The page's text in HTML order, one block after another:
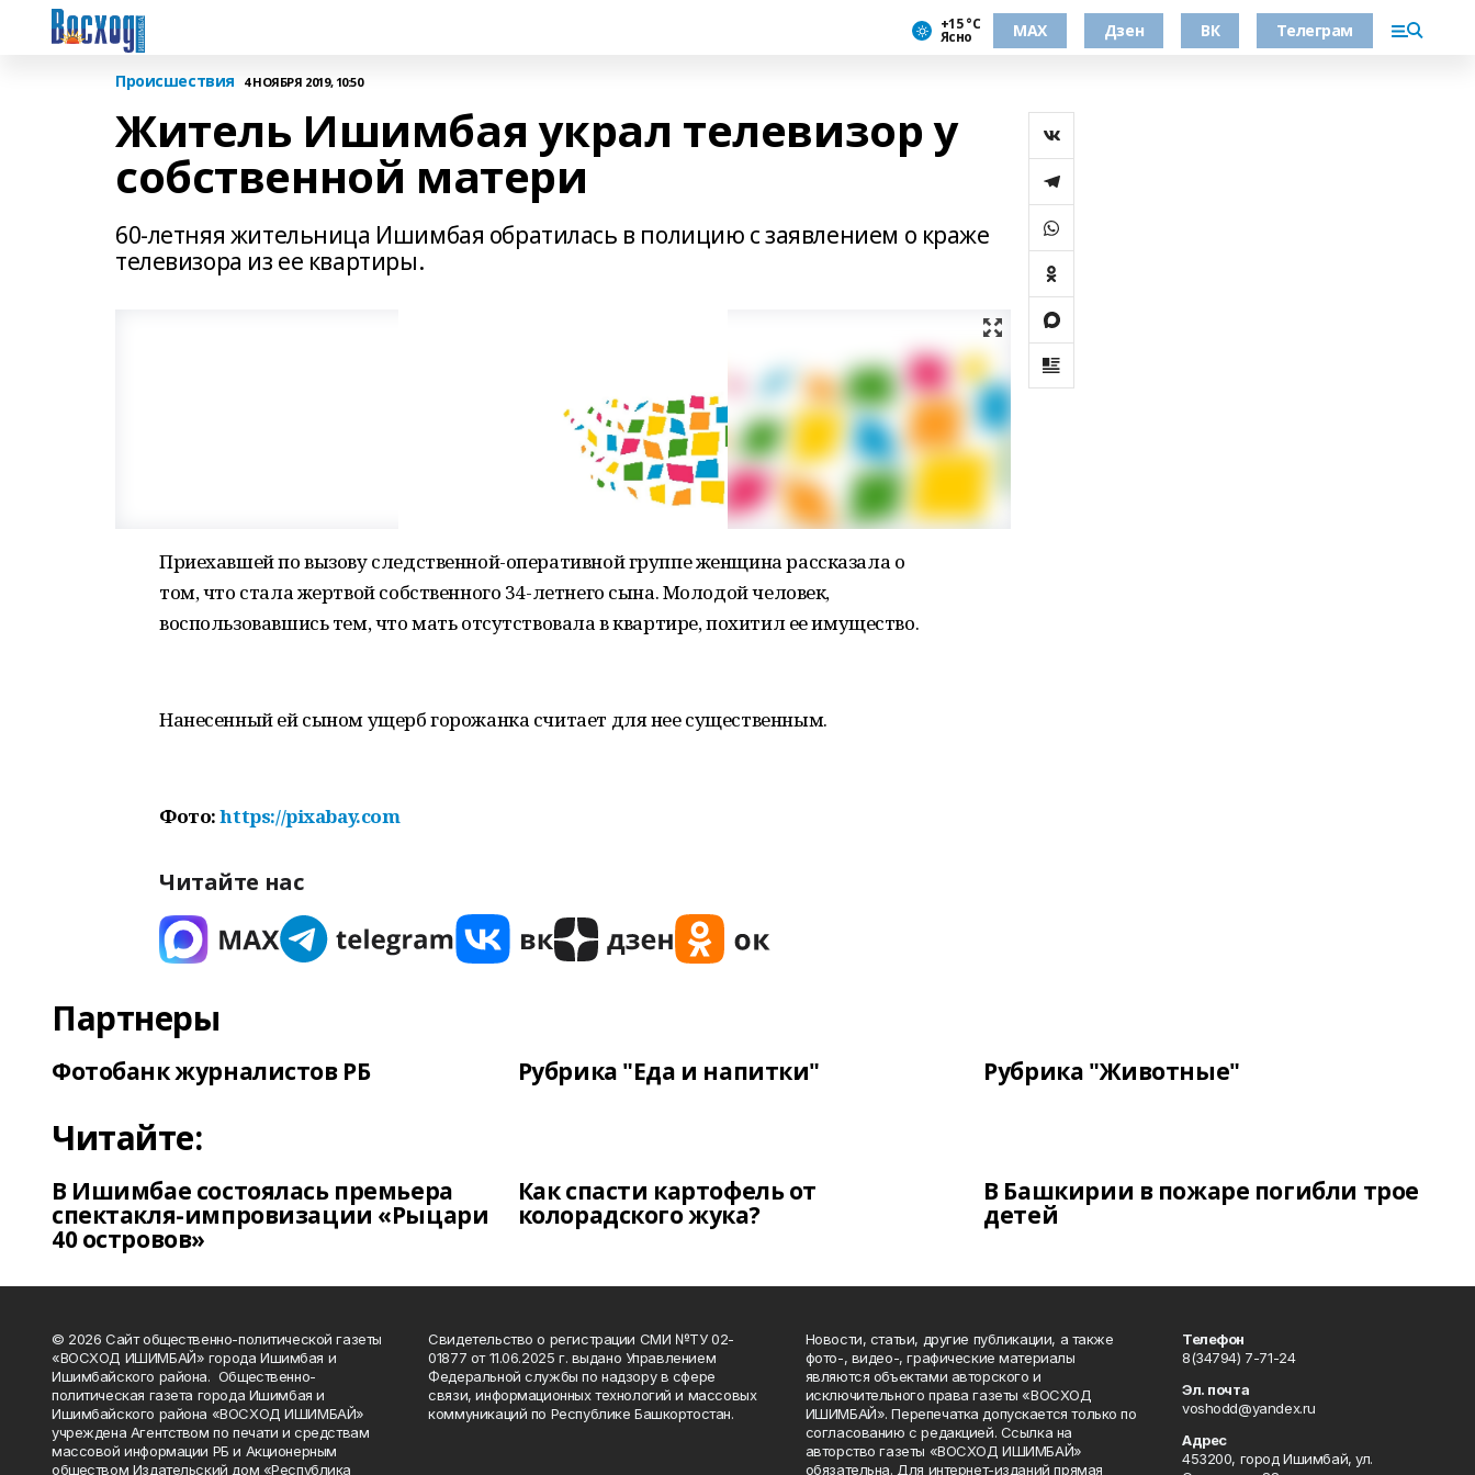
+15 °С
Ясно МАХ Дзен ВК Телеграм
Происшествия 4 НОЯБРЯ 2019, 10:50
Житель Ишимбая украл телевизор у
собственной матери
60-летняя жительница Ишимбая обратилась в полицию с заявлением о краже
телевизора из ее квартиры.
Приехавшей по вызову следственной-оперативной группе женщина рассказала о
том, что стала жертвой собственного 34-летнего сына. Молодой человек,
воспользовавшись тем, что мать отсутствовала в квартире, похитил ее имущество.
Нанесенный ей сыном ущерб горожанка считает для нее существенным.
Фото:https://pixabay.com
Читайте нас
Партнеры
Фотобанк журналистов РБ Рубрика "Еда и напитки" Рубрика "Животные"
Читайте:
В Ишимбае состоялась премьера
спектакля-импровизации «Рыцари
40 островов»
Как спасти картофель от
колорадского жука?
В Башкирии в пожаре погибли трое
детей
© 2026 Сайт общественно-политической газеты
«ВОСХОД ИШИМБАЙ» города Ишимбая и
Ишимбайского района. Общественно-
политическая газета города Ишимбая и
Ишимбайского района «ВОСХОД ИШИМБАЙ»
учреждена Агентством по печати и средствам
массовой информации РБ и Акционерным
обществом Издательский дом «Республика
Свидетельство о регистрации СМИ №ТУ 02-
01877 от 11.06.2025 г. выдано Управлением
Федеральной службы по надзору в сфере
связи, информационных технологий и массовых
коммуникаций по Республике Башкортостан.
Новости, статьи, другие публикации, а также
фото-, видео-, графические материалы
являются объектами авторского и
исключительного права газеты «ВОСХОД
ИШИМБАЙ». Перепечатка допускается только по
согласованию с редакцией. Ссылка на
авторство газеты «ВОСХОД ИШИМБАЙ»
обязательна. Для интернет-изданий прямая
Телефон
8(34794) 7-71-24
Эл. почта
voshodd@yandex.ru
Адрес
453200, город Ишимбай, ул.